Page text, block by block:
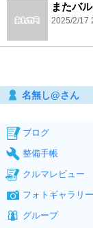
またバ
2025/2/17
名無し@さん
ブログ
整備手帳
クルマレビュー
フォトギャラリー
グループ